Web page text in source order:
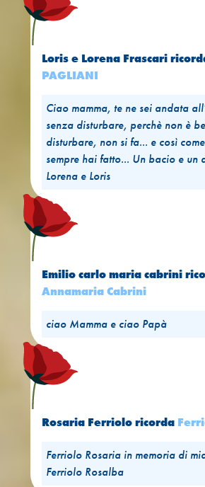
Loris e Lorena Frascari
PAGLIANI
Ciao mamma, te ne sei andata
senza disturbare, perchè non è
disturbare, non si fa... e così
sempre hai fatto... Un bacio e un
Lorena e Loris
Emilio carlo maria cabrini
Annamaria Cabrini
ciao Mamma e ciao Papà
Rosaria Ferriolo ricorda
Ferriolo Rosaria in memoria di
Ferriolo Rosalba